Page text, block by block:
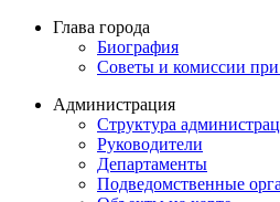
Глава города
Биография
Советы и комиссии при
Администрация
Структура
Руководители
Департаменты
Подведомственные